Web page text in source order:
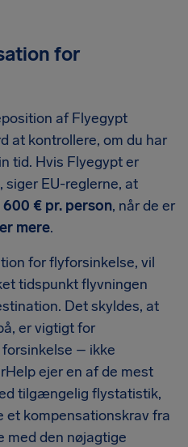
for
af Flyegypt
at kontrollere, om du har
tid. Hvis Flyegypt er
siger EU-reglerne, at
€ pr. person, når de er
mere.
for flyforsinkelse, vil
tidspunkt flyvningen
Det skyldes, at
er vigtigt for
– ikke
ejer en af de mest
tilgængelig flystatistik,
et kompensationskrav fra
med den nøjagtige